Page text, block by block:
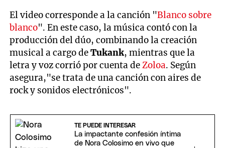
El video corresponde a la canción "Blanco sobre
blanco". En este caso, la música contó con la
producción del dúo, combinando la creación
musical a cargo deTukank, mientras que la
letra y voz corrió por cuenta deZoloa. Según
asegura,"se trata de una canción con aires de
rock y sonidos electrónicos".
TE PUEDE INTERESAR
La impactante confesión íntima
de Nora Colosimo en vivo que